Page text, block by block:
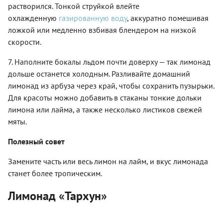
растворился. Тонкой струйкой влейте
охлажденную газированную воду, аккуратно помешивая
ложкой или медленно взбивая блендером на низкой
скорости.
7. Наполните бокалы льдом почти доверху — так лимонад
дольше останется холодным. Разливайте домашний
лимонад из арбуза через край, чтобы сохранить пузырьки.
Для красоты можно добавить в стаканы тонкие дольки
лимона или лайма, а также несколько листиков свежей
мяты.
Полезный совет
Замените часть или весь лимон на лайм, и вкус лимонада
станет более тропическим.
Лимонад «Тархун»